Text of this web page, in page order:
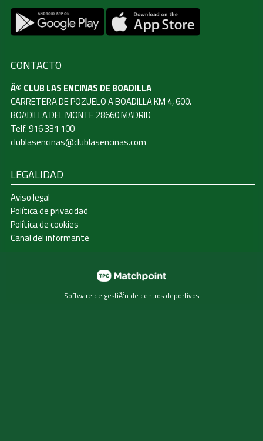
CONTACTO
Â© CLUB LAS ENCINAS DE BOADILLA
CARRETERA DE POZUELO A BOADILLA KM 4, 600.
BOADILLA DEL MONTE 28660 MADRID
Telf. 916 331 100
clublasencinas@clublasencinas.com
LEGALIDAD
Aviso legal
Política de privacidad
Política de cookies
Canal del informante
Software de gestiÃ³n de centros deportivos